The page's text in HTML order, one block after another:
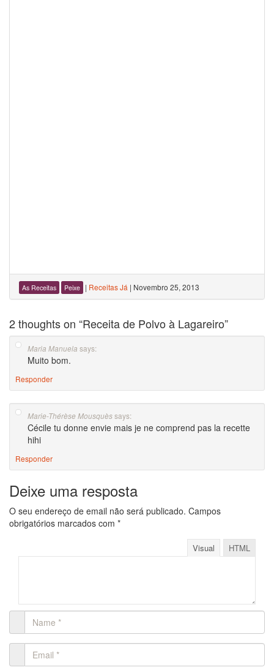
As Receitas Peixe | Receitas Já | Novembro 25, 2013
2 thoughts on “Receita de Polvo à Lagareiro”
Maria Manuela says:
Muito bom.
Responder
Marie-Thérèse Mousquèssays:
Cécile tu donne envie mais je ne comprend pas la recette
hihi
Responder
Deixe uma resposta
O seu endereço de email não será publicado. Campos
obrigatórios marcados com *
Visual HTML